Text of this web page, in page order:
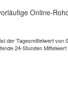
Online-
der Tagesmittelwert von
24-Stunden